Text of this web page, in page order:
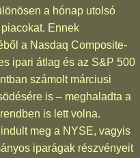
a hónap utolsó
Ennek
a Nasdaq Composite-
ipari átlag és az S&P 500
számolt márciusi
is – meghaladta a
is lett volna.
meg a NYSE, vagyis
iparágak részvényeit